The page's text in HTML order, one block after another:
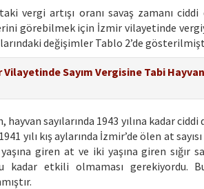
vergi artışı oranı savaş zamanı
görebilmek için İzmir vilayetinde
değişimler Tablo 2’de
Sayım Vergisine Tabi Hayvan
hayvan sayılarında 1943 yılına kadar
yılı kış aylarında İzmir’de ölen at
giren at ve iki yaşına giren sığır
kadar etkili olmaması